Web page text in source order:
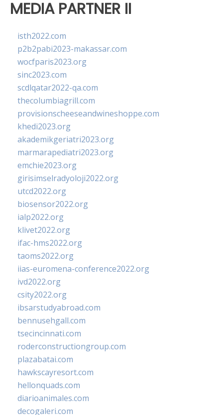
MEDIA PARTNER II
isth2022.com
p2b2pabi2023-makassar.com
wocfparis2023.org
sinc2023.com
scdlqatar2022-qa.com
thecolumbiagrill.com
provisionscheeseandwineshoppe.com
khedi2023.org
akademikgeriatri2023.org
marmarapediatri2023.org
emchie2023.org
girisimselradyoloji2022.org
utcd2022.org
biosensor2022.org
ialp2022.org
klivet2022.org
ifac-hms2022.org
taoms2022.org
iias-euromena-conference2022.org
ivd2022.org
csity2022.org
ibsarstudyabroad.com
bennusehgall.com
tsecincinnati.com
roderconstructiongroup.com
plazabatai.com
hawkscayresort.com
hellonquads.com
diarioanimales.com
decogaleri.com